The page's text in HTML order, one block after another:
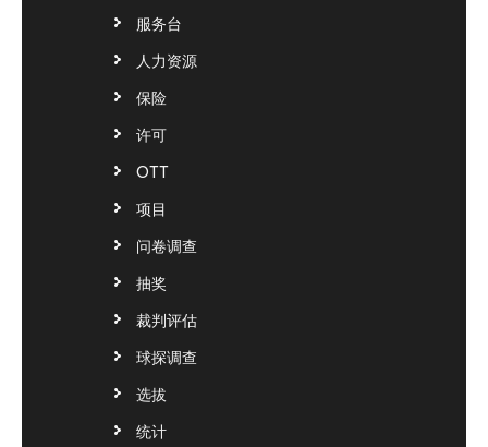
服务台
人力资源
保险
许可
OTT
项目
问卷调查
抽奖
裁判评估
球探调查
选拔
统计